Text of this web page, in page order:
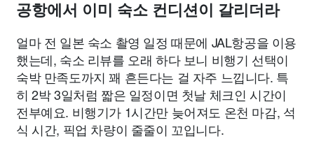
공항에서 이미 숙소 컨디션이 갈리더라
얼마 전 일본 숙소 촬영 일정 때문에 JAL항공을 이용
했는데, 숙소 리뷰를 오래 하다 보니 비행기 선택이
숙박 만족도까지 꽤 흔든다는 걸 자주 느낍니다. 특
히 2박 3일처럼 짧은 일정이면 첫날 체크인 시간이
전부예요. 비행기가 1시간만 늦어져도 온천 마감, 석
식 시간, 픽업 차량이 줄줄이 꼬입니다.